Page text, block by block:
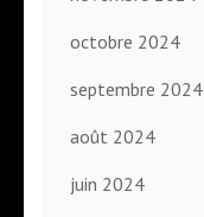
octobre 2024
septembre 2024
août 2024
juin 2024